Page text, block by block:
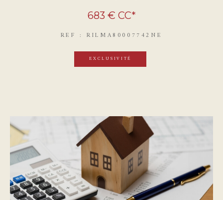
683 € CC*
REF : RILMA80007742NE
EXCLUSIVITÉ